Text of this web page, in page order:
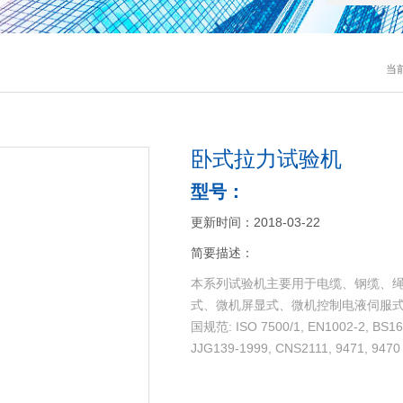
当
卧式拉力试验机
型号：
更新时间：2018-03-22
简要描述：
本系列试验机主要用于电缆、钢缆、
式、微机屏显式、微机控制电液伺服
国规范: ISO 7500/1, EN1002-2,
JJG139-1999, CNS2111, 9471, 9470